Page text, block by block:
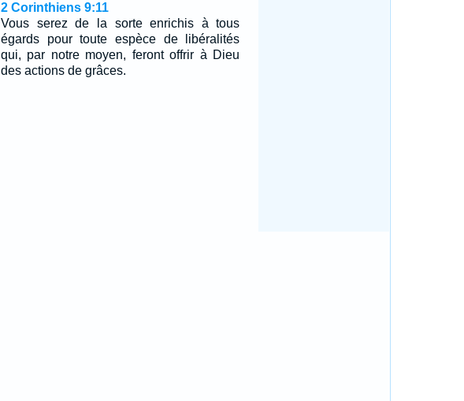
2 Corinthiens 9:11
Vous serez de la sorte enrichis à tous
égards pour toute espèce de libéralités
qui, par notre moyen, feront offrir à Dieu
des actions de grâces.